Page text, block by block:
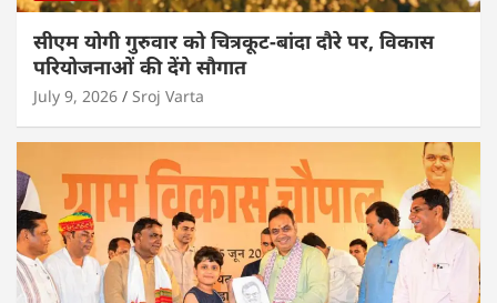
सीएम योगी गुरुवार को चित्रकूट-बांदा दौरे पर, विकास
परियोजनाओं की देंगे सौगात
July 9, 2026 Sroj Varta